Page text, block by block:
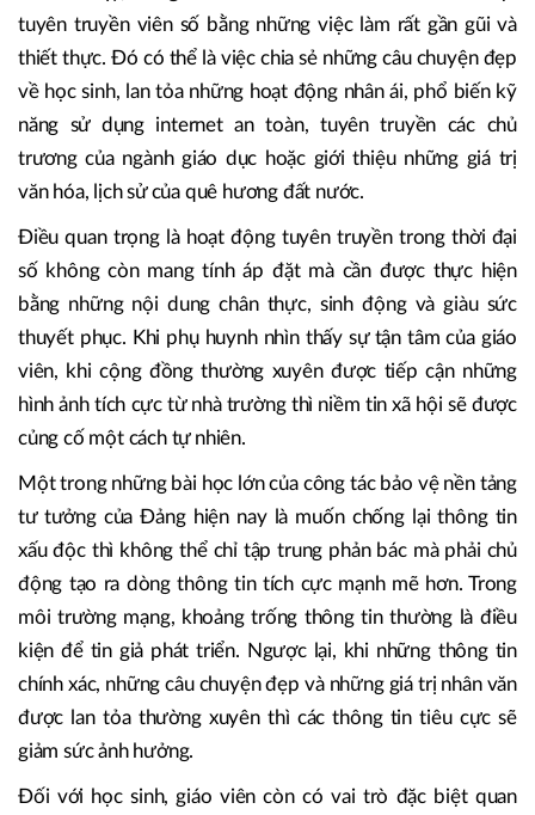
tuyên truyền viên số bằng những việc làm rất gần gũi và
thiết thực. Đó có thể là việc chia sẻ những câu chuyện đẹp
về học sinh, lan tỏa những hoạt động nhân ái, phổ biến kỹ
năng sử dụng internet an toàn, tuyên truyền các chủ
trương của ngành giáo dục hoặc giới thiệu những giá trị
văn hóa, lịch sử của quê hương đất nước.
Điều quan trọng là hoạt động tuyên truyền trong thời đại
số không còn mang tính áp đặt mà cần được thực hiện
bằng những nội dung chân thực, sinh động và giàu sức
thuyết phục. Khi phụ huynh nhìn thấy sự tận tâm của giáo
viên, khi cộng đồng thường xuyên được tiếp cận những
hình ảnh tích cực từ nhà trường thì niềm tin xã hội sẽ được
củng cố một cách tự nhiên.
Một trong những bài học lớn của công tác bảo vệ nền tảng
tư tưởng của Đảng hiện nay là muốn chống lại thông tin
xấu độc thì không thể chỉ tập trung phản bác mà phải chủ
động tạo ra dòng thông tin tích cực mạnh mẽ hơn. Trong
môi trường mạng, khoảng trống thông tin thường là điều
kiện để tin giả phát triển. Ngược lại, khi những thông tin
chính xác, những câu chuyện đẹp và những giá trị nhân văn
được lan tỏa thường xuyên thì các thông tin tiêu cực sẽ
giảm sức ảnh hưởng.
Đối với học sinh, giáo viên còn có vai trò đặc biệt quan